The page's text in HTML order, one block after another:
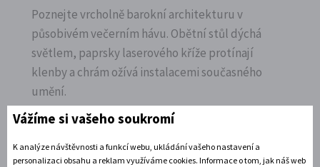
Poznejte vrcholně barokní architekturu v
působivém večerním hávu. Obětní stůl dýchá
světlem, paprsky laserového kříže protínají
klenby a chrám ožívá instalacemi současného
umění.
Rozbalte si další akce
Vážíme si vašeho soukromí
K analýze návštěvnosti a funkcí webu, ukládání vašeho nastavení a
personalizaci obsahu a reklam využíváme cookies. Informace o tom, jak náš web